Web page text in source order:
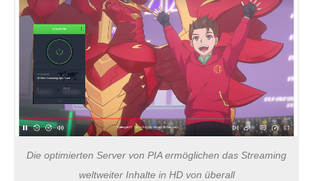
Die optimierten Server von PIA ermöglichen das Streaming
weltweiter Inhalte in HD von überall